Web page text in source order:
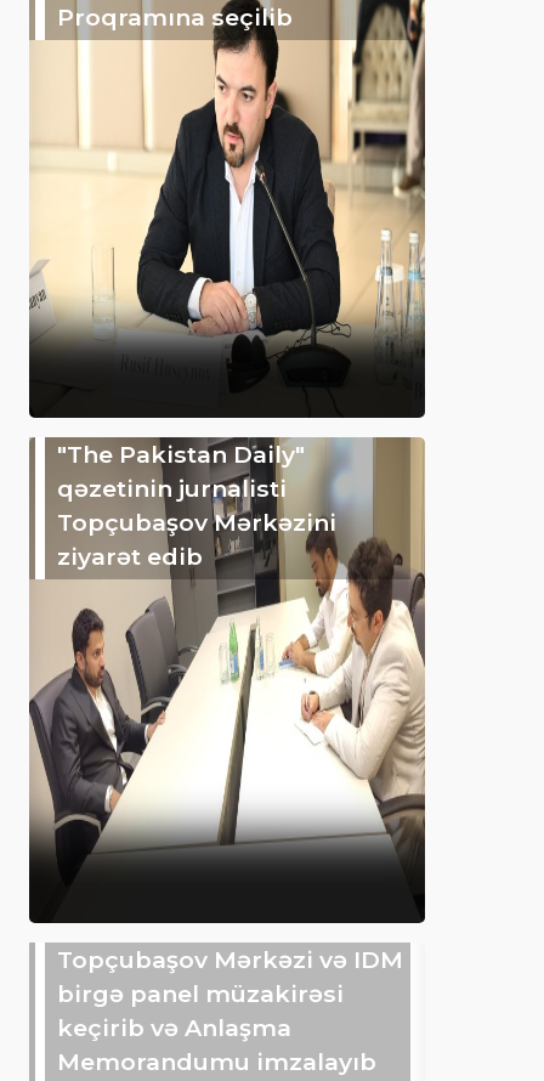
Proqramına seçilib
"The Pakistan Daily"
qəzetinin jurnalisti
Topçubaşov Mərkəzini
ziyarət edib
Topçubaşov Mərkəzi və IDM
birgə panel müzakirəsi
keçirib və Anlaşma
Memorandumu imzalayıb